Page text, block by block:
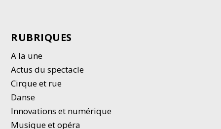
RUBRIQUES
A la une
Actus du spectacle
Cirque et rue
Danse
Innovations et numérique
Musique et opéra